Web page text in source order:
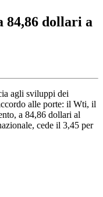
84,86 dollari a
agli sviluppi dei
alle porte: il Wti, il
a 84,86 dollari al
cede il 3,45 per